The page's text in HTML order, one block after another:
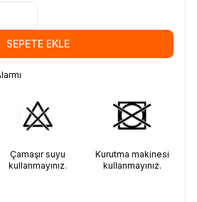
SEPETE EKLE
Çamaşır suyu
kullanmayınız.
Kurutma makinesi
kullanmayınız.